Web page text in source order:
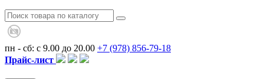
пн - сб: с 9.00 до 20.00 +7 (978) 856-79-18
Прайс-лист